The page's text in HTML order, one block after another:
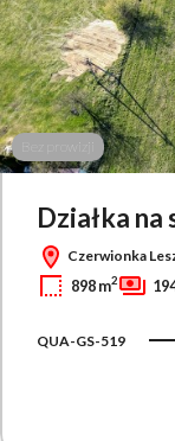
Bez prowizji
Działka na
Czerwionka
898 m2
QUA-GS-519